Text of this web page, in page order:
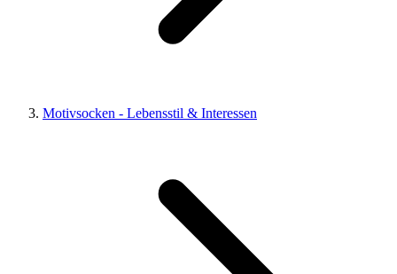
Motivsocken - Lebensstil & Interessen